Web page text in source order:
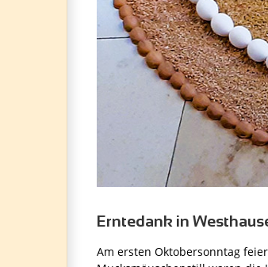
Erntedank in
Am ersten Oktobersonntag